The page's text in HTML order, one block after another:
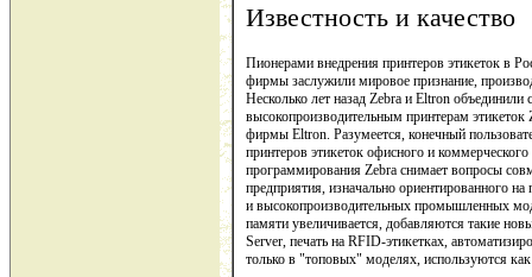
Известность и качество
Пионерами внедрения принтеров этикеток в
фирмы заслужили мировое признание,
Несколько лет назад Zebra и Eltron
высокопроизводительным принтерам
фирмы Eltron. Разумеется, конечный
принтеров этикеток офисного и
программирования Zebra снимает вопросы
предприятия, изначально ориентированного
и высокопроизводительных промышленных
памяти увеличивается, добавляются такие
Server, печать на RFID-этикетках,
только в "топовых" моделях, используются